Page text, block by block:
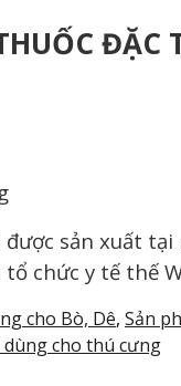
ĐẶC
được sản xuất
chức y tế thế
cho Bò, Dê, Sản
dùng cho thú cưng